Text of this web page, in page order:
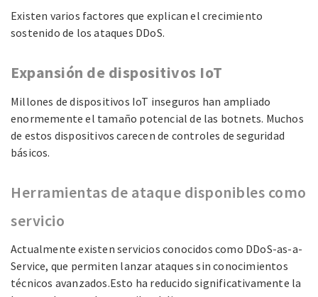
Existen varios factores que explican el crecimiento
sostenido de los ataques DDoS.
Expansión de dispositivos IoT
Millones de dispositivos IoT inseguros han ampliado
enormemente el tamaño potencial de las botnets. Muchos
de estos dispositivos carecen de controles de seguridad
básicos.
Herramientas de ataque disponibles como
servicio
Actualmente existen servicios conocidos como DDoS-as-a-
Service, que permiten lanzar ataques sin conocimientos
técnicos avanzados.Esto ha reducido significativamente la